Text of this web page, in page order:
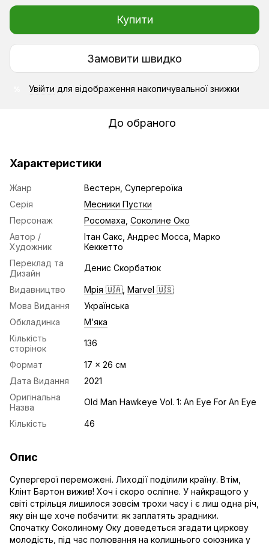
Купити
Замовити швидко
Увійти для відображення накопичувальної знижки
До обраного
Характеристики
Жанр
Вестерн, Супергероїка
Серія
Месники Пустки
Персонаж
Росомаха Соколине Око
Автор /
Художник
Ітан Сакс, Андрес Мосса, Марко
Кеккетто
Переклад та
Дизайн
Денис Скорбатюк
Видавництво Мрія 🇺🇦 Marvel 🇺🇸
Мова Видання
Українська
Обкладинка
Мʼяка
Кількість
сторінок
136
Формат
17 x 26 см
Дата Видання
2021
Оригінальна
Назва
Old Man Hawkeye Vol. 1: An Eye For An Eye
Кількість 46
Опис
Супергерої переможені. Лиходії поділили країну. Втім,
Клінт Бартон вижив! Хоч і скоро осліпне. У найкращого у
світі стрільця лишилося зовсім трохи часу і є лиш одна річ,
яку він ще хоче побачити: як заплатять зрадники.
Спочатку Соколиному Оку доведеться згадати циркову
молодість, під час полювання на колишнього союзника у